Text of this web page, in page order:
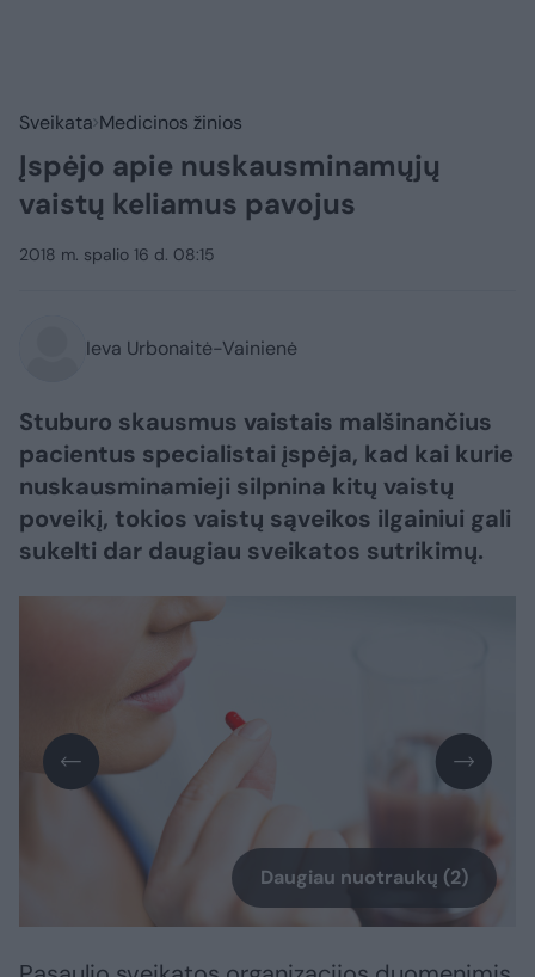
Sveikata Medicinos žinios
Įspėjo apie nuskausminamųjų
vaistų keliamus pavojus
2018 m. spalio 16 d. 08:15
Ieva Urbonaitė-Vainienė
Stuburo skausmus vaistais malšinančius
pacientus specialistai įspėja, kad kai kurie
nuskausminamieji silpnina kitų vaistų
poveikį, tokios vaistų sąveikos ilgainiui gali
sukelti dar daugiau sveikatos sutrikimų.
Daugiau nuotraukų (2)